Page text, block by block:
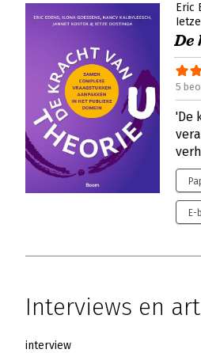
Eric
5
'De
Interviews en
interview